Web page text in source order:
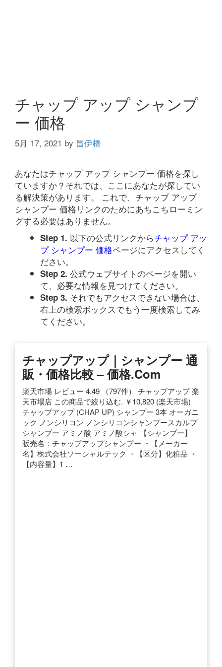
チャップ アップ シャンプ
ー 価格
5月 17, 2021 by 昌伊橋
あなたはチャップ アップ シャンプー 価格を探し
ていますか？それでは、ここにあなたが探してい
る解決策があります。 これで、チャップ アップ
シャンプー 価格リンクのためにあちこちローミン
グする必要はありません。
Step 1. 以下の公式リンクからチャップ アッ
プ シャンプー 価格ページにアクセスしてく
ださい。
Step 2. 公式ウェブサイトのページを開い
て、必要な情報を見つけてください。
Step 3. それでもアクセスできない場合は、
右上の検索ボックスでもう一度検索してみ
てください。
チャップアップ｜シャンプー 通
販・価格比較 – 価格.com
楽天市場 レビュー 4.49 （797件） チャップアップ 楽
天市場店 この商品で絞り込む. ￥10,820 (楽天市場)
チャップアップ (CHAP UP) シャンプー 3本 オーガニ
ック ノンシリコン ノンシリコンシャンプースカルプ
シャンプー アミノ酸 アミノ酸シャ 【シャンプー】
販売名：チャップアップシャンプー ・【メーカー
名】株式会社ソーシャルテック ・【区分】化粧品 ・
【内容量】1 …